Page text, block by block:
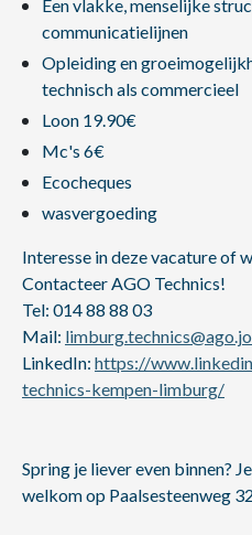
Een vlakke, menselijke
communicatielijnen
Opleiding en
technisch als commercieel
Loon 19.90€
Mc's 6€
Ecocheques
wasvergoeding
Interesse in deze vacature of
Contacteer AGO Technics!
Tel: 014 88 88 03
Mail:
LinkedIn: https://
technics-kempen-limburg/
Spring je liever even binnen?
welkom op Paalsesteenweg